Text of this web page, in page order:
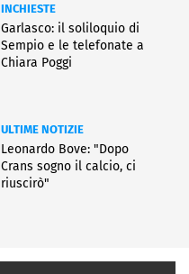
INCHIESTE
Garlasco: il soliloquio di
Sempio e le telefonate a
Chiara Poggi
ULTIME NOTIZIE
Leonardo Bove: "Dopo
Crans sogno il calcio, ci
riuscirò"